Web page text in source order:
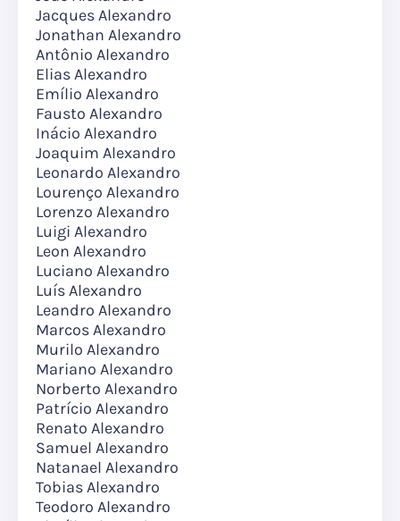
Jacques Alexandro
Jonathan Alexandro
Antônio Alexandro
Elias Alexandro
Emílio Alexandro
Fausto Alexandro
Inácio Alexandro
Joaquim Alexandro
Leonardo Alexandro
Lourenço Alexandro
Lorenzo Alexandro
Luigi Alexandro
Leon Alexandro
Luciano Alexandro
Luís Alexandro
Leandro Alexandro
Marcos Alexandro
Murilo Alexandro
Mariano Alexandro
Norberto Alexandro
Patrício Alexandro
Renato Alexandro
Samuel Alexandro
Natanael Alexandro
Tobias Alexandro
Teodoro Alexandro